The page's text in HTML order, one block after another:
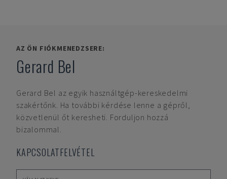
AZ ÖN FIÓKMENEDZSERE:
Gerard Bel
Gerard Bel az egyik használtgép-kereskedelmi
szakértőnk. Ha további kérdése lenne a gépről,
közvetlenül őt keresheti. Forduljon hozzá
bizalommal.
KAPCSOLATFELVÉTEL